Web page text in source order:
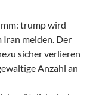
trump wird
Iran meiden. Der
sicher verlieren
Anzahl an